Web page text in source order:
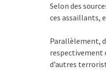
Selon des
ces assaillants,
Parallèlement,
respectivement
d’autres